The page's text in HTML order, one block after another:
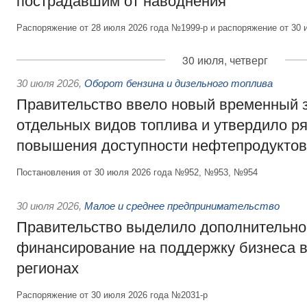
Распоряжение от 28 июля 2026 года №1999-р и распоряжение от
30 июля, четверг
30 июля 2026, Оборот бензина и дизельного топлива
Правительство ввело новый временный
отдельных видов топлива и утвердило
повышения доступности нефтепродуктов
Постановления от 30 июля 2026 года №952, №953, №954
30 июля 2026, Малое и среднее предпринимательство
Правительство выделило
финансирование на поддержку бизнеса
регионах
Распоряжение от 30 июля 2026 года №2031-р